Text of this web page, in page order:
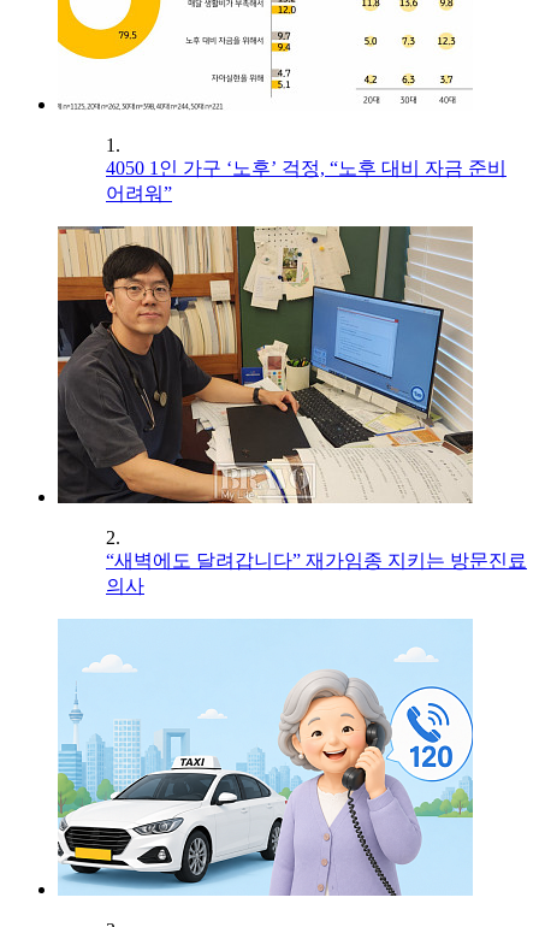
1.
4050 1인 가구 ‘노후’ 걱정, “노후 대비 자금 준비
어려워”
2.
“새벽에도 달려갑니다” 재가임종 지키는 방문진료
의사